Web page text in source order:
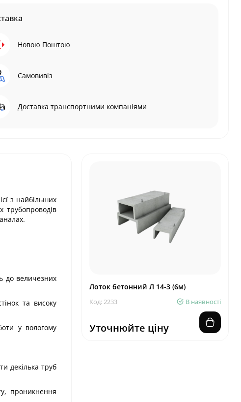
Новою Поштою
Самовивіз
Доставка транспортними компаніями
з найбільших
трубопроводів
до величезних
та високу
у вологому
декілька труб
проникнення
Лоток бетонний Л 14-3 (6м)
Код: 2233 В наявності
Уточнюйте ціну